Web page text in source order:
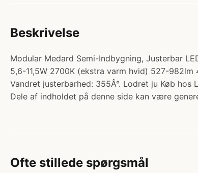
Beskrivelse
Modular Medard Semi-Indbygning, Justerbar
5,6-11,5W 2700K (ekstra varm hvid) 527-
Vandret justerbarhed: 355Â°. Lodret ju Køb hos
Dele af indholdet på denne side kan være
Ofte stillede spørgsmål